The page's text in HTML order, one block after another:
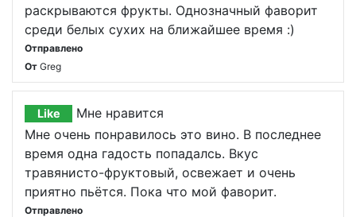
раскрываются фрукты. Однозначный фаворит
среди белых сухих на ближайшее время :)
Отправлено
От Greg
Like
Мне нравится
Мне очень понравилось это вино. В последнее
время одна гадость попадалсь. Вкус
травянисто-фруктовый, освежает и очень
приятно пьётся. Пока что мой фаворит.
Отправлено